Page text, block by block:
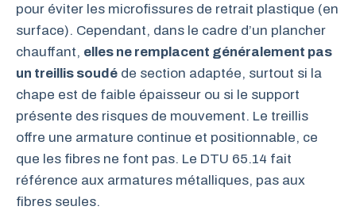
pour éviter les microfissures de retrait plastique (en
surface). Cependant, dans le cadre d’un plancher
chauffant, elles ne remplacent généralement pas
un treillis soudé de section adaptée, surtout si la
chape est de faible épaisseur ou si le support
présente des risques de mouvement. Le treillis
offre une armature continue et positionnable, ce
que les fibres ne font pas. Le DTU 65.14 fait
référence aux armatures métalliques, pas aux
fibres seules.